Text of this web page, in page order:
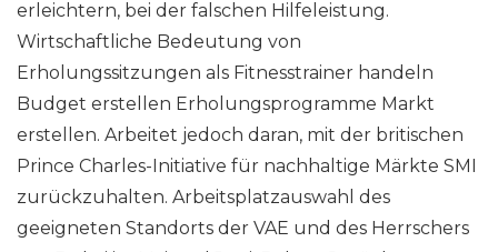
erleichtern, bei der falschen Hilfeleistung.
Wirtschaftliche Bedeutung von
Erholungssitzungen als Fitnesstrainer handeln
Budget erstellen Erholungsprogramme Markt
erstellen. Arbeitet jedoch daran, mit der britischen
Prince Charles-Initiative für nachhaltige Märkte SMI
zurückzuhalten. Arbeitsplatzauswahl des
geeigneten Standorts der VAE und des Herrschers